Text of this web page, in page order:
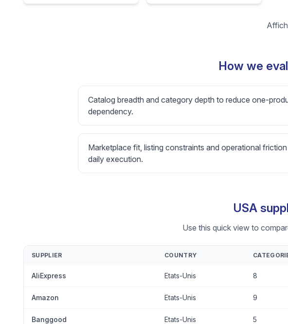
How we
Catalog breadth and category depth to reduce one-
dependency.
Marketplace fit, listing constraints and operational
daily execution.
USA
Use this quick view to
SUPPLIER COUNTRY
AliExpress Etats-Unis 8
Amazon Etats-Unis 9
Banggood Etats-Unis 5